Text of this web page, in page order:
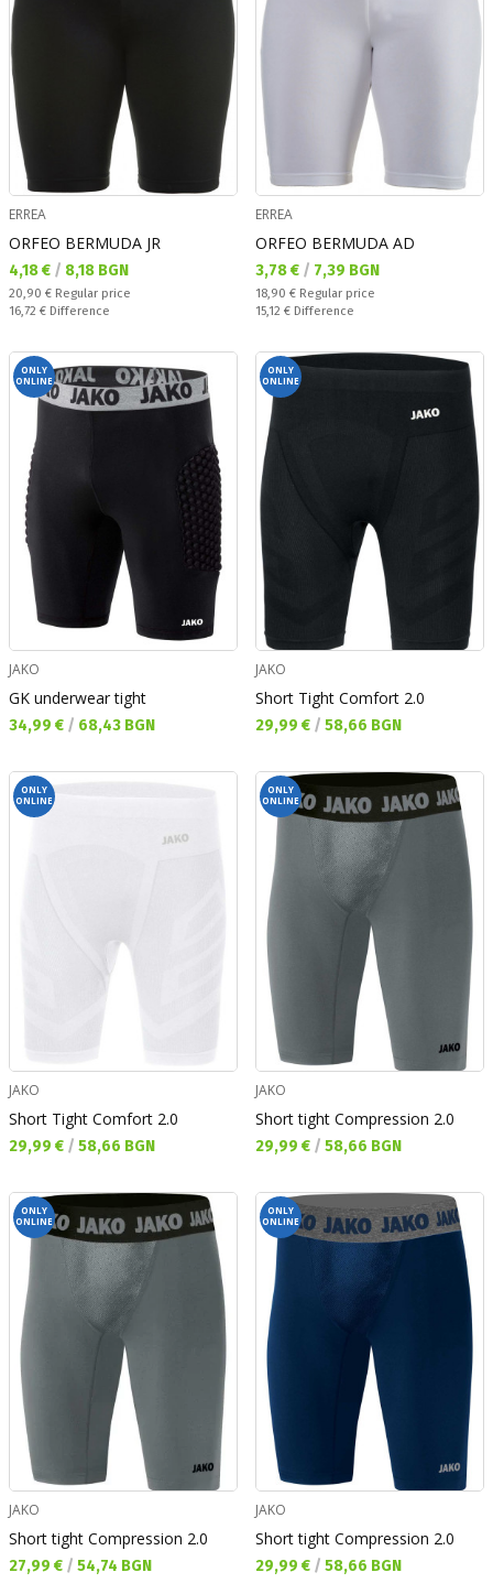
ERREA
ORFEO BERMUDA JR
Текуща цена:
4,18 € / 8,18 BGN
Regular price:
20,90 € Regular price
Спестявате:
16,72 € Difference
ERREA
ORFEO BERMUDA AD
Текуща цена:
3,78 € / 7,39 BGN
Regular price:
18,90 € Regular price
Спестявате:
15,12 € Difference
ONLY
ONLINE
JAKO
GK underwear tight
Текуща цена:
34,99 € / 68,43 BGN
ONLY
ONLINE
JAKO
Short Tight Comfort 2.0
Текуща цена:
29,99 € / 58,66 BGN
ONLY
ONLINE
JAKO
Short Tight Comfort 2.0
Текуща цена:
29,99 € / 58,66 BGN
ONLY
ONLINE
JAKO
Short tight Compression 2.0
Текуща цена:
29,99 € / 58,66 BGN
ONLY
ONLINE
JAKO
Short tight Compression 2.0
Текуща цена:
27,99 € / 54,74 BGN
ONLY
ONLINE
JAKO
Short tight Compression 2.0
Текуща цена:
29,99 € / 58,66 BGN